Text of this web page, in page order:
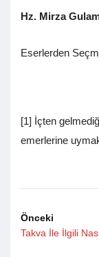
Hz. Mirza
Eserlerden
[1] İçten
emerlerine
Önceki
Takva İle İlgili